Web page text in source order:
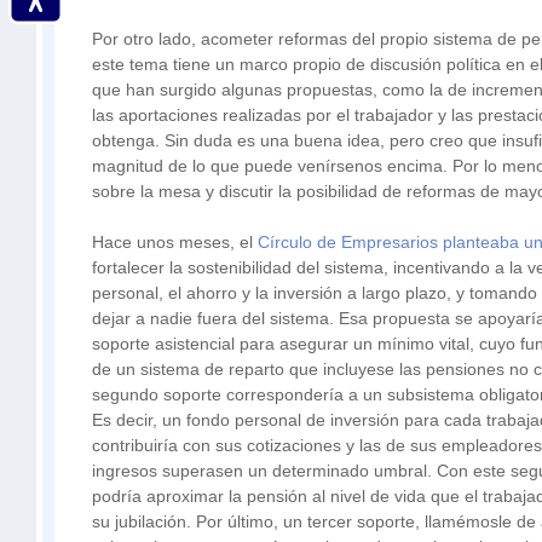
Por otro lado, acometer reformas del propio sistema de
este tema tiene un marco propio de discusión política en
que han surgido algunas propuestas, como la de
las aportaciones realizadas por el trabajador y las
obtenga. Sin duda es una buena idea, pero creo que
magnitud de lo que puede venírsenos encima. Por lo
sobre la mesa y discutir la posibilidad de reformas de
Hace unos meses, el Círculo de Empresarios planteaba
fortalecer la sostenibilidad del sistema, incentivando a la
personal, el ahorro y la inversión a largo plazo, y
dejar a nadie fuera del sistema. Esa propuesta se
soporte asistencial para asegurar un mínimo vital, cuyo
de un sistema de reparto que incluyese las pensiones no
segundo soporte correspondería a un subsistema
Es decir, un fondo personal de inversión para cada
contribuiría con sus cotizaciones y las de sus
ingresos superasen un determinado umbral. Con este
podría aproximar la pensión al nivel de vida que el
su jubilación. Por último, un tercer soporte, llamémosle